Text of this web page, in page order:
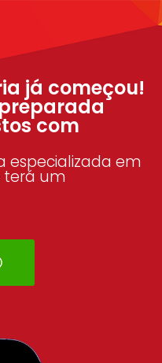
já começou!
com
especializada em
terá um